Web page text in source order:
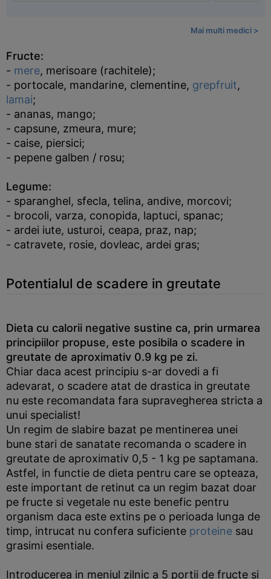
Mai multi medici >
Fructe:
- mere, merisoare (rachitele);
- portocale, mandarine, clementine, grepfruit,
lamai;
- ananas, mango;
- capsune, zmeura, mure;
- caise, piersici;
- pepene galben / rosu;
Legume:
- sparanghel, sfecla, telina, andive, morcovi;
- brocoli, varza, conopida, laptuci, spanac;
- ardei iute, usturoi, ceapa, praz, nap;
- catravete, rosie, dovleac, ardei gras;
Potentialul de scadere in greutate
Dieta cu calorii negative sustine ca, prin urmarea
principiilor propuse, este posibila o scadere in
greutate de aproximativ 0.9 kg pe zi.
Chiar daca acest principiu s-ar dovedi a fi
adevarat, o scadere atat de drastica in greutate
nu este recomandata fara supravegherea stricta a
unui specialist!
Un regim de slabire bazat pe mentinerea unei
bune stari de sanatate recomanda o scadere in
greutate de aproximativ 0,5 - 1 kg pe saptamana.
Astfel, in functie de dieta pentru care se opteaza,
este important de retinut ca un regim bazat doar
pe fructe si vegetale nu este benefic pentru
organism daca este extins pe o perioada lunga de
timp, intrucat nu confera suficiente proteine sau
grasimi esentiale.
Introducerea in meniul zilnic a 5 portii de fructe si